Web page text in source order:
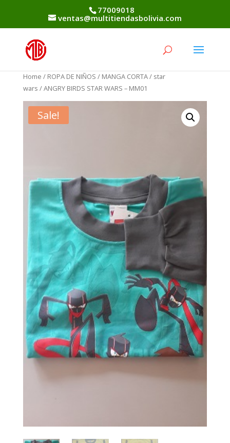
77009018
ventas@multitiendasbolivia.com
Home / ROPA DE NIÑOS / MANGA CORTA/ star
wars / ANGRY BIRDS STAR WARS – MM01
Sale!